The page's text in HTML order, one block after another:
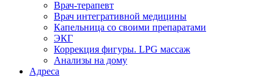
Врач-терапевт
Врач интегративной медицины
Капельница со своими препаратами
ЭКГ
Коррекция фигуры. LPG массаж
Анализы на дому
Адреса